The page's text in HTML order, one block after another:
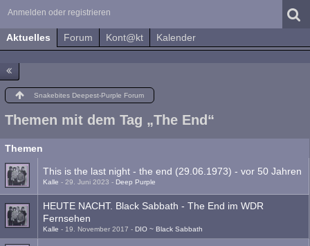
Anmelden oder registrieren
Aktuelles Forum Kont@kt Kalender
Snakebites Deepest-Purple Forum
Themen mit dem Tag „The End“
Themen
This is the last night - the end (29.06.1973) - vor 50 Jahren
Kalle - 29. Juni 2023 - Deep Purple
HEUTE NACHT. Black Sabbath - The End im WDR
Fernsehen
Kalle - 19. November 2017 - DIO ~ Black Sabbath